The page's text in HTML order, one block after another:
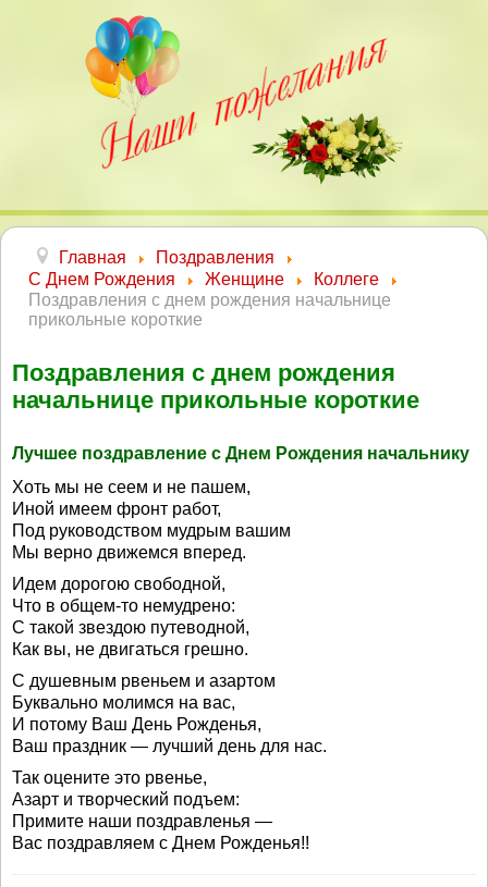
Главная
Поздравления
С Днем Рождения
Женщине
Коллеге
Поздравления с днем рождения начальнице
прикольные короткие
Поздравления с днем рождения
начальнице прикольные короткие
Лучшее поздравление с Днем Рождения начальнику
Хоть мы не сеем и не пашем,
Иной имеем фронт работ,
Под руководством мудрым вашим
Мы верно движемся вперед.
Идем дорогою свободной,
Что в общем-то немудрено:
С такой звездою путеводной,
Как вы, не двигаться грешно.
С душевным рвеньем и азартом
Буквально молимся на вас,
И потому Ваш День Рожденья,
Ваш праздник — лучший день для нас.
Так оцените это рвенье,
Азарт и творческий подъем:
Примите наши поздравленья —
Вас поздравляем с Днем Рожденья!!